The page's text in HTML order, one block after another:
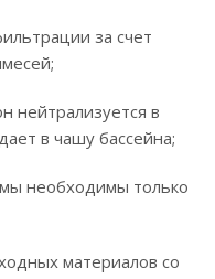
за счет
нейтрализуется в
в чашу бассейна;
необходимы только
материалов со